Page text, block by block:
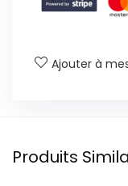
Ajouter à
Produits